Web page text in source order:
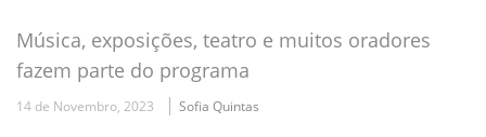
Música, exposições, teatro e muitos oradores
fazem parte do programa
14 de Novembro, 2023 Sofia Quintas